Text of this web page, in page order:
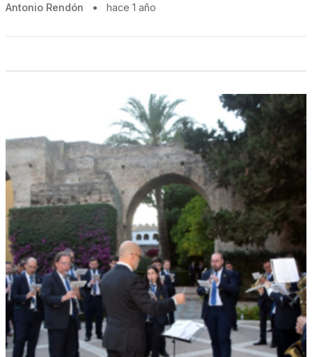
Antonio Rendón • hace 1 año